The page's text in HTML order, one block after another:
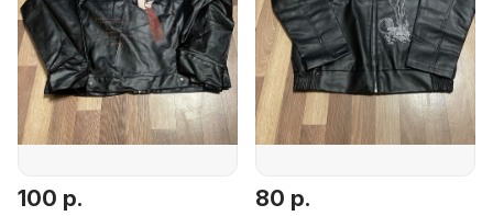
100 р. 80 р.